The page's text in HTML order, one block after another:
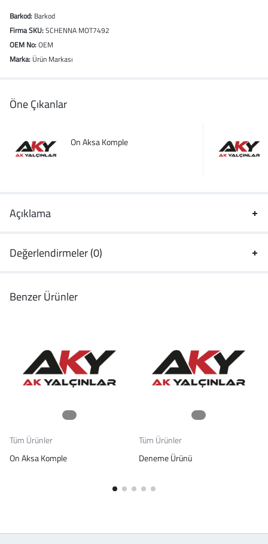
Barkod: Barkod
Firma SKU:SCHENNA MOT7492
OEM No:OEM
Marka: Ürün Markası
Öne Çıkanlar
On Aksa Komple
Açıklama
Değerlendirmeler (0)
Benzer Ürünler
Tüm Ürünler
On Aksa Komple
Tüm Ürünler
Deneme Ürünü